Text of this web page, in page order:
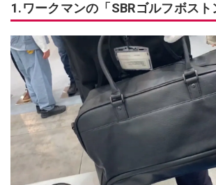
1.ワークマンの「SBRゴルフボスト